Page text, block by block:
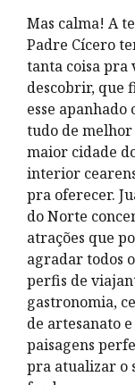
Mas calma! A
Padre Cícero
tanta coisa pra
descobrir, que
esse apanhado
tudo de melhor
maior cidade
interior
pra oferecer.
do Norte
atrações que
agradar todos
perfis de
gastronomia,
de artesanato e
paisagens
pra atualizar o